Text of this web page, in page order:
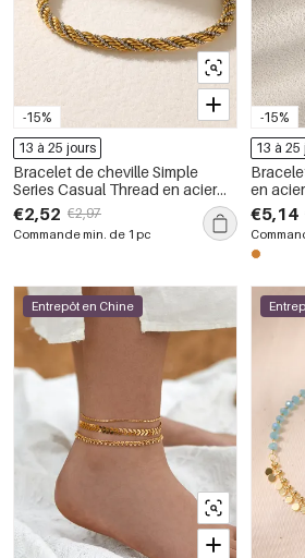
-15%
13 à 25 jours
Bracelet de cheville Simple
Series Casual Thread en acier
inoxydable imperméable
couleur or
€2,52 €2,97
Commande min. de 1 pc
-15%
13 à 25
en
en
€5,14
Entrepôt en Chine